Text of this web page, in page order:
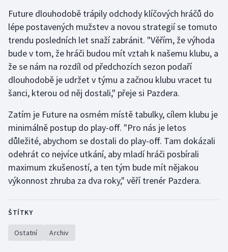
Triatlon
Veslování
Vodní slalom
Volejbal
Ostatní
Future dlouhodobě trápily odchody klíčových hráčů do
lépe postavených mužstev a novou strategií se tomuto
trendu posledních let snaží zabránit. "Věřím, že výhoda
bude v tom, že hráči budou mít vztah k našemu klubu, a
že se nám na rozdíl od předchozích sezon podaří
dlouhodobě je udržet v týmu a začnou klubu vracet tu
šanci, kterou od něj dostali," přeje si Pazdera.
Zatím je Future na osmém místě tabulky, cílem klubu je
minimálně postup do play-off. "Pro nás je letos
důležité, abychom se dostali do play-off. Tam dokázali
odehrát co nejvíce utkání, aby mladí hráči posbírali
maximum zkušeností, a ten tým bude mít nějakou
výkonnost zhruba za dva roky," věří trenér Pazdera.
ŠTÍTKY
Ostatní Archiv